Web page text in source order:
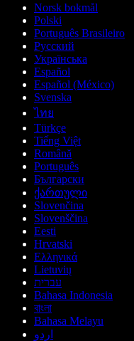
Norsk bokmål
Polski
Português Brasileiro
Русский
Українська
Español
Español (México)
Svenska
ไทย
Türkçe
Tiếng Việt
Română
Português
Български
ქართული
Slovenčina
Slovenščina
Eesti
Hrvatski
Ελληνικά
Lietuvių
עברית
Bahasa Indonesia
বাংলা
Bahasa Melayu
اردو